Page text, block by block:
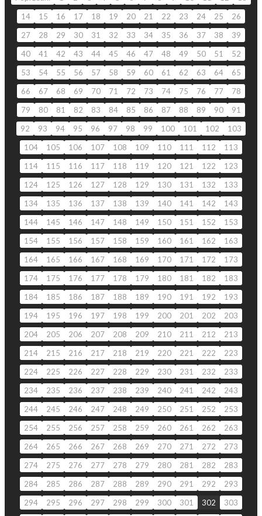
14
15 16 17 18 19 20 21 22 23 24 25
26
27
28 29 30 31 32 33 34 35 36 37 38
39
40
41 42 43 44 45 46 47 48 49 50 51
52
53
54 55 56 57 58 59 60 61 62 63 64
65
66
67 68 69 70 71 72 73 74 75 76 77
78
79
80 81 82 83 84 85 86 87 88 89 90
91
92
93 94 95 96 97 98 99 100 101 102
103
104
105 106 107 108 109 110 111 112
113
114
115 116 117 118 119 120 121 122
123
124
125 126 127 128 129 130 131 132
133
134
135 136 137 138 139 140 141 142
143
144
145 146 147 148 149 150 151 152
153
154
155 156 157 158 159 160 161 162
163
164
165 166 167 168 169 170 171 172
173
174
175 176 177 178 179 180 181 182
183
184
185 186 187 188 189 190 191 192
193
194
195 196 197 198 199 200 201 202
203
204
205 206 207 208 209 210 211 212
213
214
215 216 217 218 219 220 221 222
223
224
225 226 227 228 229 230 231 232
233
234
235 236 237 238 239 240 241 242
243
244
245 246 247 248 249 250 251 252
253
254
255 256 257 258 259 260 261 262
263
264
265 266 267 268 269 270 271 272
273
274
275 276 277 278 279 280 281 282
283
284
285 286 287 288 289 290 291 292
293
294
295 296 297 298 299 300 301 302 303